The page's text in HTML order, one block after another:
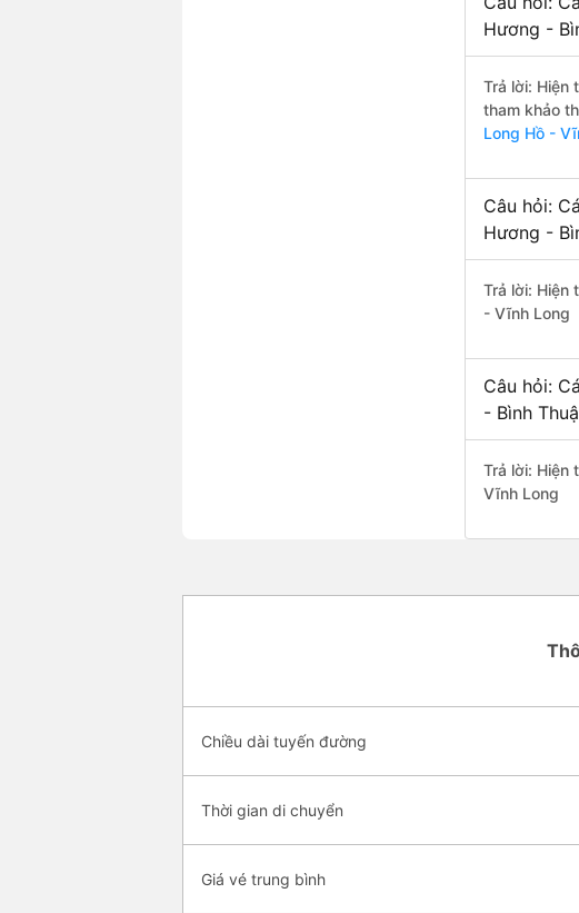
Hương -
Trả lời: Hiện
tham khảo
Long Hồ -
Câu hỏi:
Hương -
Trả lời: Hiện
- Vĩnh Long
Câu hỏi:
- Bình
Trả lời: Hiện
Vĩnh Long
Chiều dài tuyến đường
Thời gian di chuyển
Giá vé trung bình